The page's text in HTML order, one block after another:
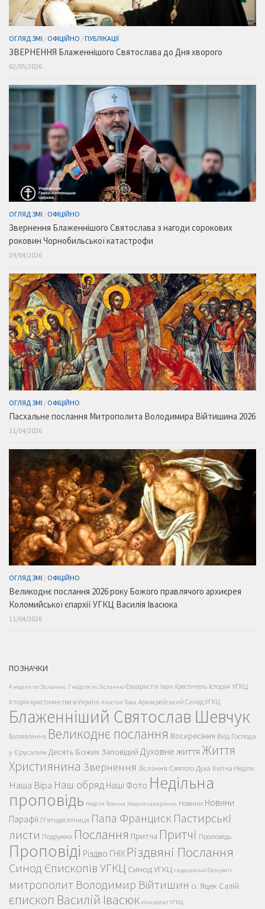
ОГЛЯД ЗМІ / ОФІЦІЙНО /ПУБЛІКАЦІЇ
ЗВЕРНЕННЯ Блаженнішого Святослава до Дня хворого
02/05/2026
ОГЛЯД ЗМІ / ОФІЦІЙНО
Звернення Блаженнішого Святослава з нагоди сорокових
роковин Чорнобильської катастрофи
24/04/2026
ОГЛЯД ЗМІ / ОФІЦІЙНО
Пасхальне послання Митрополита Володимира Війтишина 2026
11/04/2026
ОГЛЯД ЗМІ / ОФІЦІЙНО
Великоднє послання 2026 року Божого правлячого архиєрея
Коломийської єпархії УГКЦ Василія Івасюка
11/04/2026
ПОЗНАЧКИ
4 неділя по Зісланню 7 неділя по Зісланню Євхаристія Іван Хреститель Історія УГКЦ
Історія християнства в Україні Апостол Тома Архиєрейський Синод УГКЦ
Блаженніший Святослав Шевчук
Богоявлення Великоднє послання Воскресіння Вхід Господа
у Єрусалим Десять Божих Заповідей Духовне життяЖиття
Християнина Звернення Зіслання Святого Духа Квітна Неділя
Наша Віра Наш обряд Наші Фото Недільна
проповідь Неділя Томина Неділя самарянки Новини Новини
Парафії П'ятидесятниця Папа Франциск Пастирські
листи Подружжя Послання Притча Притчі Проповідь
Проповіді Різдво ГНІХ Різдвяні Послання
Синод Єпископів УГКЦ Синод УГКЦ гадаринські біснуваті
митрополит Володимир Війтишин о. Яцек Салій
єпископ Василій Івасюк єпископат УГКЦ